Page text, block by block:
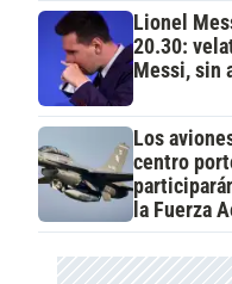
Lionel
20.30:
Messi, sin
Los
centro
la Fuerza